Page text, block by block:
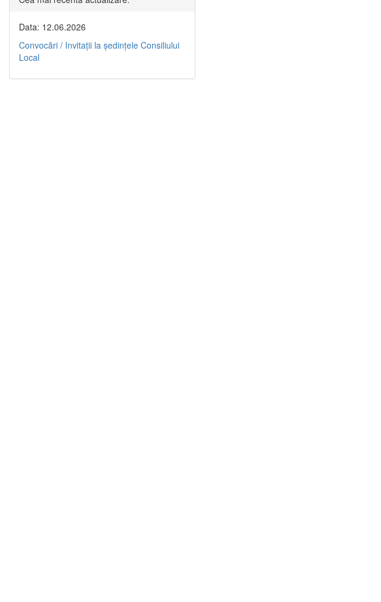
Data: 12.06.2026
Convocări / Invitaţii la şedinţele Consiliului
Local